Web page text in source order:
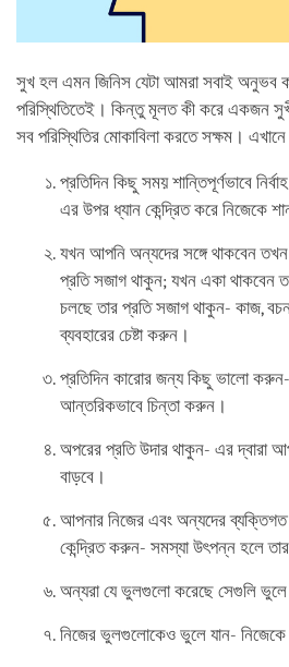
সুখ হল এমন জিনিস যেটা আমরা সবাই অনুভব
পরিস্থিতিতেই। কিন্তু মূলত কী করে একজন
সব পরিস্থিতির মোকাবিলা করতে সক্ষম।
প্রতিদিন কিছু সময় শান্তিপূর্ণভাবে
এর উপর ধ্যান কেন্দ্রিত করে নিজেকে
যখন আপনি অন্যদের সঙ্গে থাকবেন তখন
প্রতি সজাগ থাকুন; যখন একা থাকবেন
চলছে তার প্রতি সজাগ থাকুন- কাজ,
ব্যবহারের চেষ্টা করুন।
প্রতিদিন কারোর জন্য কিছু ভালো
আন্তরিকভাবে চিন্তা করুন।
অপরের প্রতি উদার থাকুন- এর দ্বারা
বাড়বে।
আপনার নিজের এবং অন্যদের ব্যক্তিগত
কেন্দ্রিত করুন- সমস্যা উৎপন্ন হলে তার
অন্যরা যে ভুলগুলো করেছে সেগুলি
নিজের ভুলগুলোকেও ভুলে যান- নিজেকে